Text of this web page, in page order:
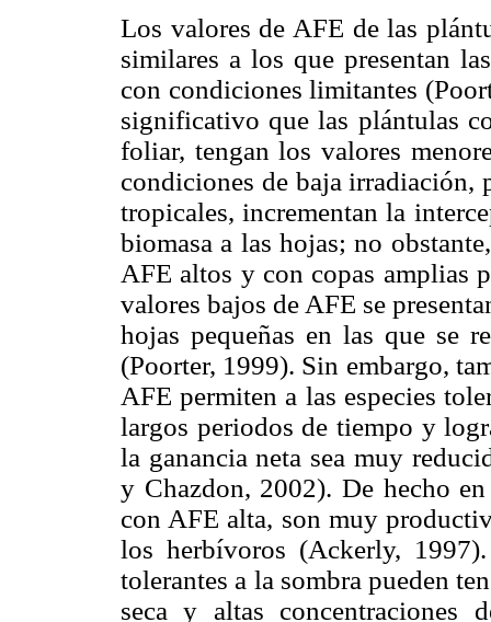
Los valores de AFE de las
similares a los que presentan
con condiciones limitantes
significativo que las plántulas
foliar, tengan los valores
condiciones de baja irradiación,
tropicales, incrementan la
biomasa a las hojas; no
AFE altos y con copas amplias
valores bajos de AFE se
hojas pequeñas en las que se
(Poorter, 1999). Sin embargo,
AFE permiten a las especies
largos periodos de tiempo y
la ganancia neta sea muy
y Chazdon, 2002). De hecho
con AFE alta, son muy
los herbívoros (Ackerly,
tolerantes a la sombra pueden
seca y altas concentraciones